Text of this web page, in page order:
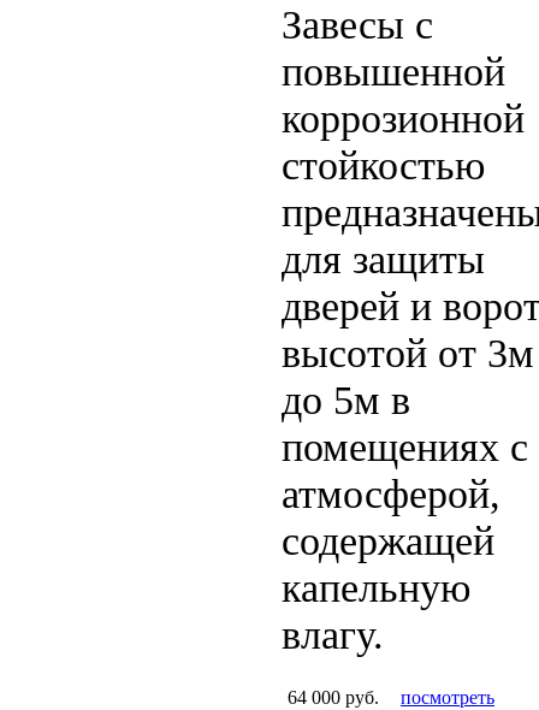
Завесы с
повышенной
коррозионной
стойкостью
для защиты
дверей и
высотой от 3м
до 5м в
помещениях с
атмосферой,
содержащей
капельную
влагу.
64 000 руб. посмотреть